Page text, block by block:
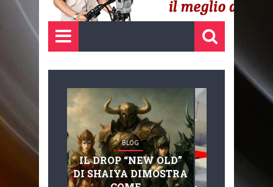
BLOG
IL DROP “NEW OLD”
DI SHAIYA DIMOSTRA